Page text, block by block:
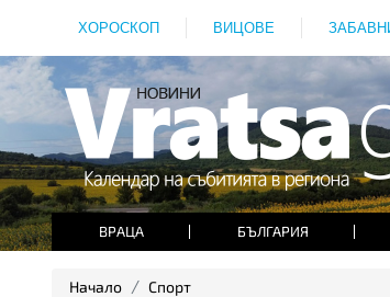
ХОРОСКОП ВИЦОВЕ
ВРАЦА БЪЛГАРИЯ
Начало Спорт